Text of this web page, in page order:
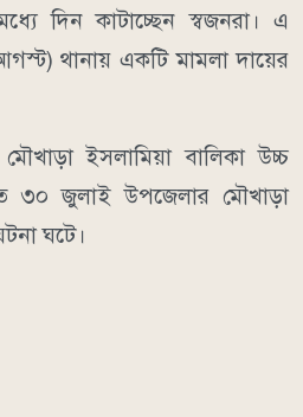
দিন কাটাচ্ছেন স্বজনরা। এ
থানায় একটি মামলা দায়ের
ইসলামিয়া বালিকা উচ্চ
গত ৩০ জুলাই উপজেলার মৌখাড়া
ঘটে।